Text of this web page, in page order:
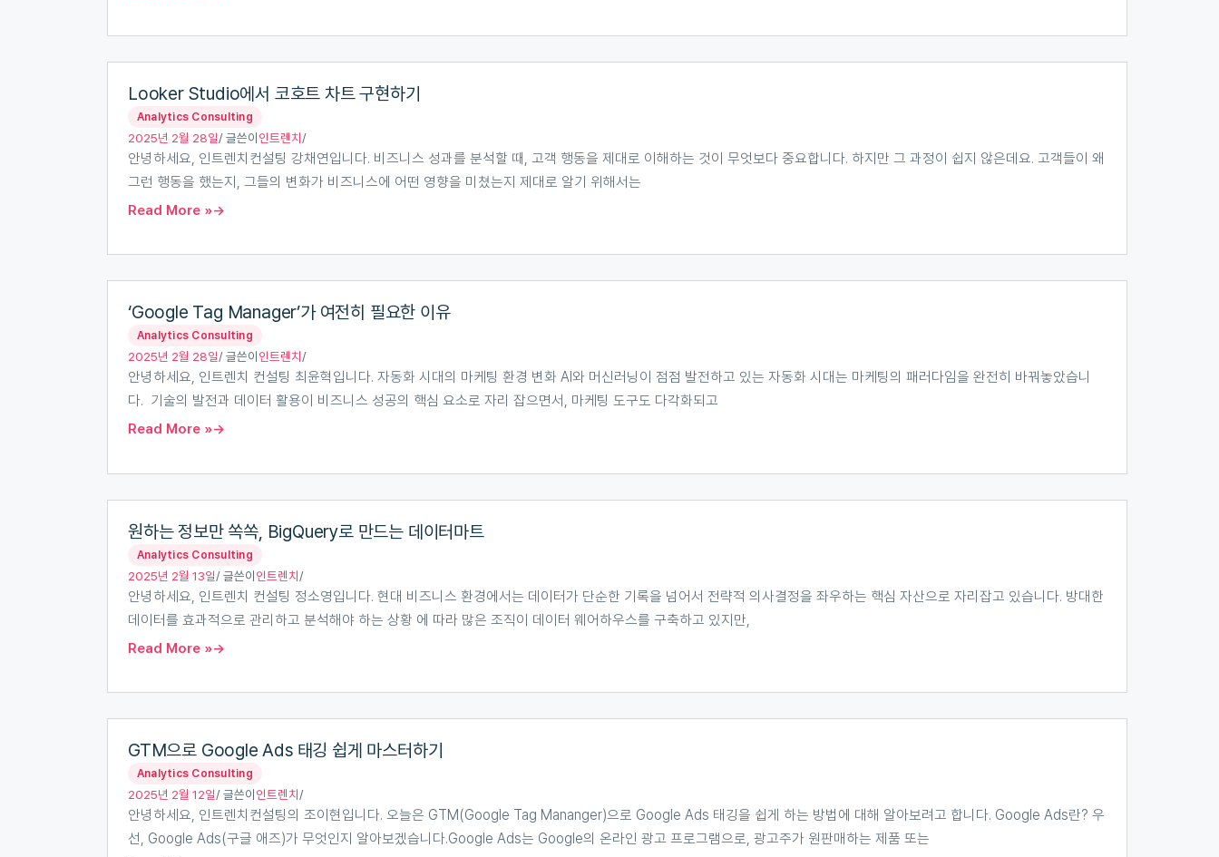
Looker Studio에서 코호트 차트 구현하기
2025년 2월 28일/ 글쓴이인트렌치/
Analytics Consulting
안녕하세요, 인트렌치컨설팅 강채연입니다. 비즈니스 성과를 분석할 때, 고객 행동을 제대로 이해하는 것이 무엇보다 중요합니다. 하지만 그 과정이 쉽지 않은데요. 고객들이 왜
그런 행동을 했는지, 그들의 변화가 비즈니스에 어떤 영향을 미쳤는지 제대로 알기 위해서는
Studio
에
서
트
현
하
기
Read More »
‘Google Tag Manager’가 여전히 필요한 이유
2025년 2월 28일/ 글쓴이인트렌치/
Analytics Consulting
안녕하세요, 인트렌치 컨설팅 최윤혁입니다. 자동화 시대의 마케팅 환경 변화 AI와 머신러닝이 점점 발전하고 있는 자동화 시대는 마케팅의 패러다임을 완전히 바꿔놓았습니
다. 기술의 발전과 데이터 활용이 비즈니스 성공의 핵심 요소로 자리 잡으면서, 마케팅 도구도 다각화되고
Tag
Manager’가
여
전
유
Read More »
원하는 정보만 쏙쏙, BigQuery로 만드는 데이터마트
2025년 2월 13일/ 글쓴이인트렌치/
Analytics Consulting
안녕하세요, 인트렌치 컨설팅 정소영입니다. 현대 비즈니스 환경에서는 데이터가 단순한 기록을 넘어서 전략적 의사결정을 좌우하는 핵심 자산으로 자리잡고 있습니다. 방대한
데이터를 효과적으로 관리하고 분석해야 하는 상황 에 따라 많은 조직이 데이터 웨어하우스를 구축하고 있지만,
하
는
정
보
쏙
만
드
는
데
Read More »
GTM으로 Google Ads 태깅 쉽게 마스터하기
2025년 2월 12일/ 글쓴이인트렌치/
Analytics Consulting
안녕하세요, 인트렌치컨설팅의 조이현입니다. 오늘은 GTM(Google Tag Mananger)으로 Google Ads 태깅을 쉽게 하는 방법에 대해 알아보려고 합니다. Google Ads란? 우
선, Google Ads(구글 애즈)가 무엇인지 알아보겠습니다.Google Ads는 Google의 온라인 광고 프로그램으로, 광고주가 원판매하는 제품 또는
으
로
Google
Ads